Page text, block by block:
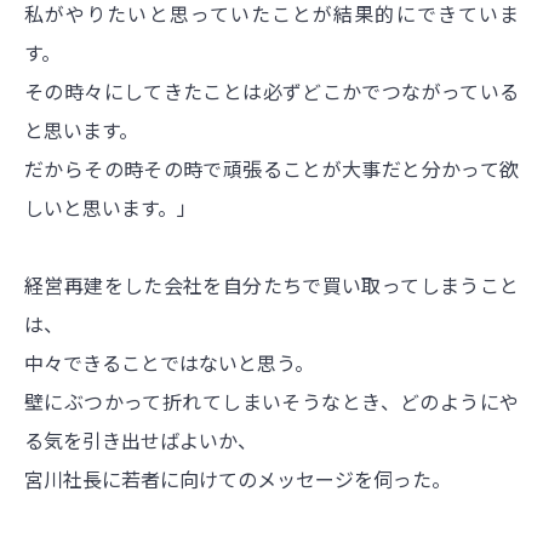
私がやりたいと思っていたことが結果的にできていま
す。
その時々にしてきたことは必ずどこかでつながっている
と思います。
だからその時その時で頑張ることが大事だと分かって欲
しいと思います。」
経営再建をした会社を自分たちで買い取ってしまうこと
は、
中々できることではないと思う。
壁にぶつかって折れてしまいそうなとき、どのようにや
る気を引き出せばよいか、
宮川社長に若者に向けてのメッセージを伺った。